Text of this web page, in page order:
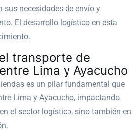
sus necesidades de envío y
El desarrollo logístico en esta
transporte de
Lima y Ayacucho
es un pilar fundamental que
Lima y Ayacucho, impactando
el sector logístico, sino también en